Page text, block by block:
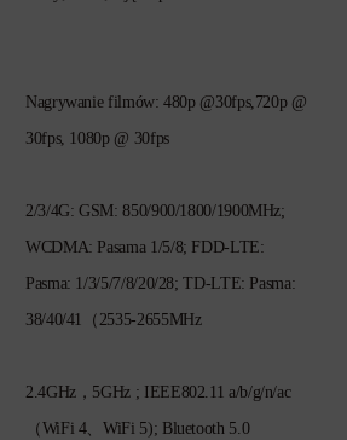
Nagrywanie filmów: 480p @30fps,720p @
30fps, 1080p @ 30fps
2/3/4G: GSM: 850/900/1800/1900MHz;
WCDMA: Pasama 1/5/8; FDD-LTE:
Pasma: 1/3/5/7/8/20/28; TD-LTE: Pasma:
38/40/41（2535-2655MHz
2.4GHz，5GHz ; IEEE802.11 a/b/g/n/ac
（WiFi 4、WiFi 5); Bluetooth 5.0